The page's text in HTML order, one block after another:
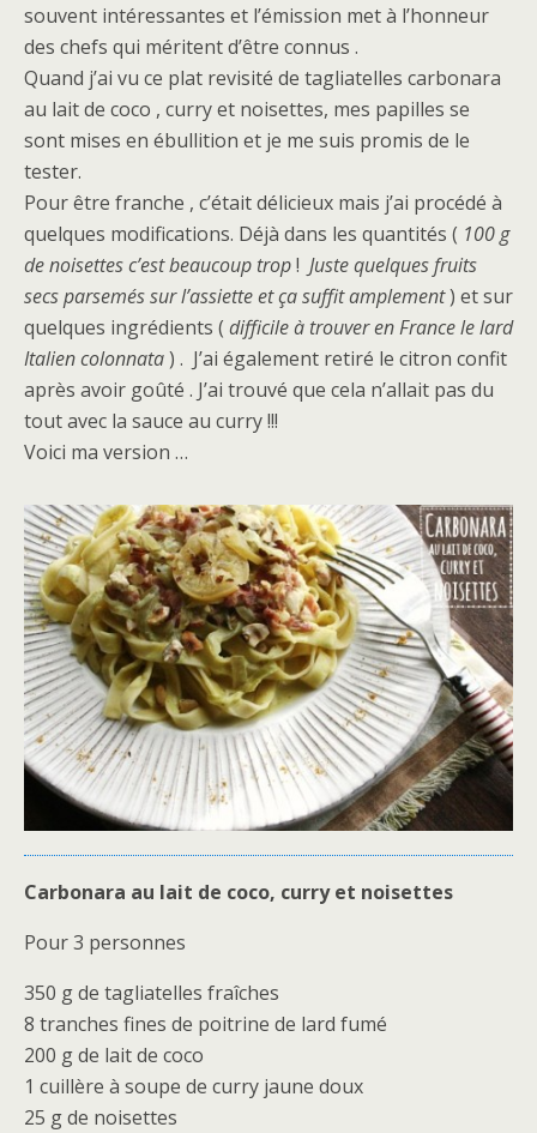
souvent intéressantes et l’émission met à l’honneur
des chefs qui méritent d’être connus .
Quand j’ai vu ce plat revisité de tagliatelles carbonara
au lait de coco , curry et noisettes, mes papilles se
sont mises en ébullition et je me suis promis de le
tester.
Pour être franche , c’était délicieux mais j’ai procédé à
quelques modifications. Déjà dans les quantités ( 100 g
de noisettes c’est beaucoup trop! Juste quelques fruits
secs parsemés sur l’assiette et ça suffit amplement) et sur
quelques ingrédients ( difficile à trouver en France le lard
Italien colonnata) . J’ai également retiré le citron confit
après avoir goûté . J’ai trouvé que cela n’allait pas du
tout avec la sauce au curry !!!
Voici ma version …
Carbonara au lait de coco, curry et noisettes
Pour 3 personnes
350 g de tagliatelles fraîches
8 tranches fines de poitrine de lard fumé
200 g de lait de coco
1 cuillère à soupe de curry jaune doux
25 g de noisettes